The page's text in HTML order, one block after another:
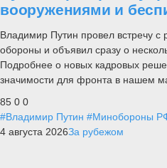
вооружениями и
Владимир Путин провел встречу с
обороны и объявил сразу о
Подробнее о новых кадровых
значимости для фронта в нашем
85 0 0
#Владимир Путин #Минобороны
4 августа 2026За рубежом